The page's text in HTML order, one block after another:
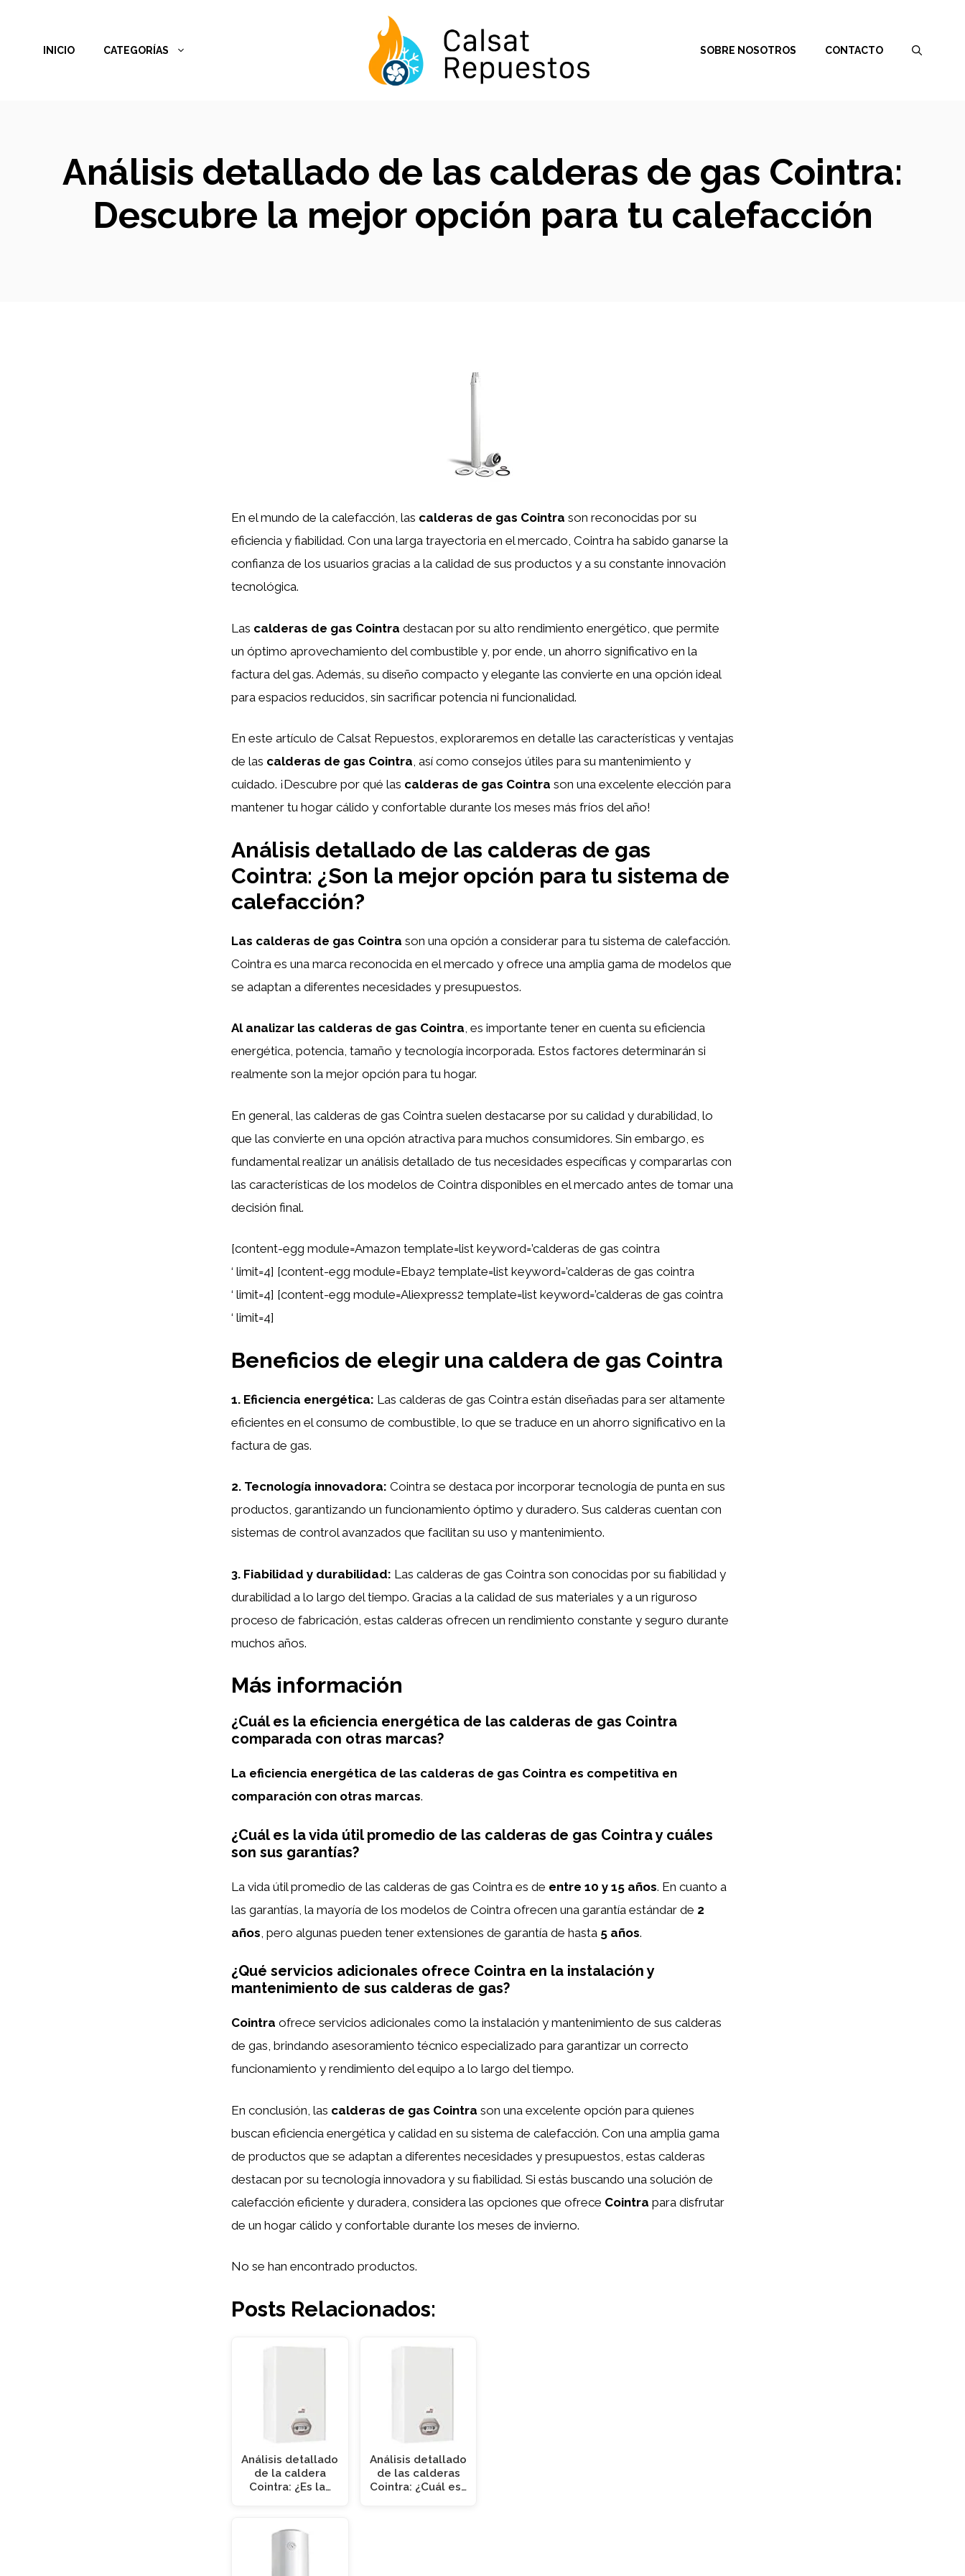
contenidoINICIO CATEGORÍAS SOBRE NOSOTROS CONTACTO
Análisis detallado de las calderas de gas Cointra:
Descubre la mejor opción para tu calefacción
En el mundo de la calefacción, las calderas de gas Cointra son reconocidas por su
eficiencia y fiabilidad. Con una larga trayectoria en el mercado, Cointra ha sabido ganarse la
confianza de los usuarios gracias a la calidad de sus productos y a su constante innovación
tecnológica.
Las calderas de gas Cointra destacan por su alto rendimiento energético, que permite
un óptimo aprovechamiento del combustible y, por ende, un ahorro significativo en la
factura del gas. Además, su diseño compacto y elegante las convierte en una opción ideal
para espacios reducidos, sin sacrificar potencia ni funcionalidad.
En este artículo de Calsat Repuestos, exploraremos en detalle las características y ventajas
de las calderas de gas Cointra, así como consejos útiles para su mantenimiento y
cuidado. ¡Descubre por qué las calderas de gas Cointra son una excelente elección para
mantener tu hogar cálido y confortable durante los meses más fríos del año!
Análisis detallado de las calderas de gas
Cointra: ¿Son la mejor opción para tu sistema de
calefacción?
Las calderas de gas Cointra son una opción a considerar para tu sistema de calefacción.
Cointra es una marca reconocida en el mercado y ofrece una amplia gama de modelos que
se adaptan a diferentes necesidades y presupuestos.
Al analizar las calderas de gas Cointra, es importante tener en cuenta su eficiencia
energética, potencia, tamaño y tecnología incorporada. Estos factores determinarán si
realmente son la mejor opción para tu hogar.
En general, las calderas de gas Cointra suelen destacarse por su calidad y durabilidad, lo
que las convierte en una opción atractiva para muchos consumidores. Sin embargo, es
fundamental realizar un análisis detallado de tus necesidades específicas y compararlas con
las características de los modelos de Cointra disponibles en el mercado antes de tomar una
decisión final.
[content-egg module=Amazon template=list keyword=’calderas de gas cointra
‘ limit=4] [content-egg module=Ebay2 template=list keyword=’calderas de gas cointra
‘ limit=4] [content-egg module=Aliexpress2 template=list keyword=’calderas de gas cointra
‘ limit=4]
Beneficios de elegir una caldera de gas Cointra
1. Eficiencia energética: Las calderas de gas Cointra están diseñadas para ser altamente
eficientes en el consumo de combustible, lo que se traduce en un ahorro significativo en la
factura de gas.
2. Tecnología innovadora: Cointra se destaca por incorporar tecnología de punta en sus
productos, garantizando un funcionamiento óptimo y duradero. Sus calderas cuentan con
sistemas de control avanzados que facilitan su uso y mantenimiento.
3. Fiabilidad y durabilidad: Las calderas de gas Cointra son conocidas por su fiabilidad y
durabilidad a lo largo del tiempo. Gracias a la calidad de sus materiales y a un riguroso
proceso de fabricación, estas calderas ofrecen un rendimiento constante y seguro durante
muchos años.
Más información
¿Cuál es la eficiencia energética de las calderas de gas Cointra
comparada con otras marcas?
La eficiencia energética de las calderas de gas Cointra es competitiva en
comparación con otras marcas.
¿Cuál es la vida útil promedio de las calderas de gas Cointra y cuáles
son sus garantías?
La vida útil promedio de las calderas de gas Cointra es de entre 10 y 15 años. En cuanto a
las garantías, la mayoría de los modelos de Cointra ofrecen una garantía estándar de 2
años , pero algunas pueden tener extensiones de garantía de hasta 5 años.
¿Qué servicios adicionales ofrece Cointra en la instalación y
mantenimiento de sus calderas de gas?
Cointra ofrece servicios adicionales como la instalación y mantenimiento de sus calderas
de gas, brindando asesoramiento técnico especializado para garantizar un correcto
funcionamiento y rendimiento del equipo a lo largo del tiempo.
En conclusión, las calderas de gas Cointra son una excelente opción para quienes
buscan eficiencia energética y calidad en su sistema de calefacción. Con una amplia gama
de productos que se adaptan a diferentes necesidades y presupuestos, estas calderas
destacan por su tecnología innovadora y su fiabilidad. Si estás buscando una solución de
calefacción eficiente y duradera, considera las opciones que ofrece Cointra para disfrutar
de un hogar cálido y confortable durante los meses de invierno.
No se han encontrado productos.
Posts Relacionados:
Análisis detallado
de la caldera
Cointra: ¿Es la…
Análisis detallado
de las calderas
Cointra: ¿Cuál es…